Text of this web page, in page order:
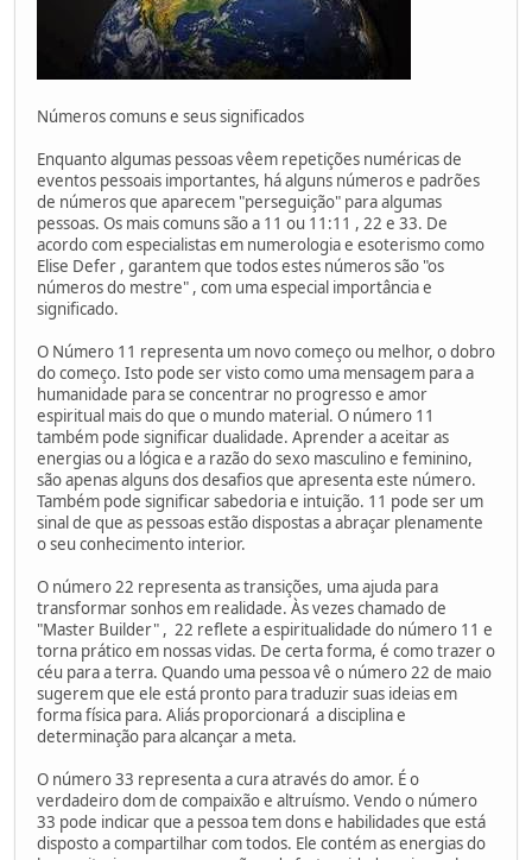
Números comuns e seus significados
Enquanto algumas pessoas vêem repetições numéricas de
eventos pessoais importantes, há alguns números e padrões
de números que aparecem "perseguição" para algumas
pessoas. Os mais comuns são a 11 ou 11:11 , 22 e 33. De
acordo com especialistas em numerologia e esoterismo como
Elise Defer , garantem que todos estes números são "os
números do mestre" , com uma especial importância e
significado.
O Número 11 representa um novo começo ou melhor, o dobro
do começo. Isto pode ser visto como uma mensagem para a
humanidade para se concentrar no progresso e amor
espiritual mais do que o mundo material. O número 11
também pode significar dualidade. Aprender a aceitar as
energias ou a lógica e a razão do sexo masculino e feminino,
são apenas alguns dos desafios que apresenta este número.
Também pode significar sabedoria e intuição. 11 pode ser um
sinal de que as pessoas estão dispostas a abraçar plenamente
o seu conhecimento interior.
O número 22 representa as transições, uma ajuda para
transformar sonhos em realidade. Às vezes chamado de
"Master Builder" , 22 reflete a espiritualidade do número 11 e
torna prático em nossas vidas. De certa forma, é como trazer o
céu para a terra. Quando uma pessoa vê o número 22 de maio
sugerem que ele está pronto para traduzir suas ideias em
forma física para. Aliás proporcionará a disciplina e
determinação para alcançar a meta.
O número 33 representa a cura através do amor. É o
verdadeiro dom de compaixão e altruísmo. Vendo o número
33 pode indicar que a pessoa tem dons e habilidades que está
disposto a compartilhar com todos. Ele contém as energias do